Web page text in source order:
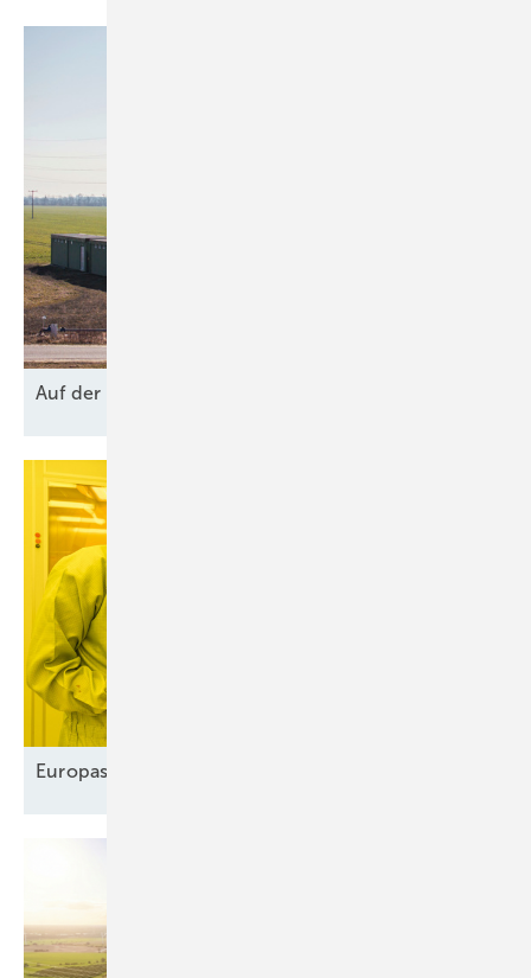
Auf der
Europas Solarindustrie vor dem